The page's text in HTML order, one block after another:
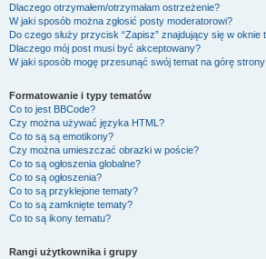
Dlaczego otrzymałem/otrzymałam ostrzeżenie?
W jaki sposób można zgłosić posty moderatorowi?
Do czego służy przycisk “Zapisz” znajdujący się w oknie
Dlaczego mój post musi być akceptowany?
W jaki sposób mogę przesunąć swój temat na górę
Formatowanie i typy tematów
Co to jest BBCode?
Czy można używać języka HTML?
Co to są są emotikony?
Czy można umieszczać obrazki w poście?
Co to są ogłoszenia globalne?
Co to są ogłoszenia?
Co to są przyklejone tematy?
Co to są zamknięte tematy?
Co to są ikony tematu?
Rangi użytkownika i grupy